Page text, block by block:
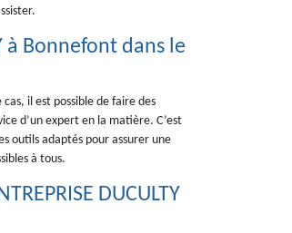
à Bonnefont dans le
il est possible de faire des
d’un expert en la matière. C’est
outils adaptés pour assurer une
à tous.
DUCULTY